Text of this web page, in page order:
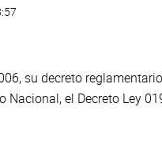
su decreto
el Decreto Ley